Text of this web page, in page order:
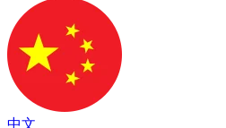
中文